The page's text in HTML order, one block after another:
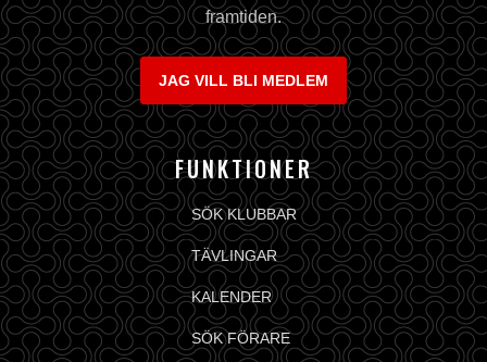
framtiden.
JAG VILL BLI MEDLEM
FUNKTIONER
SÖK KLUBBAR
TÄVLINGAR
KALENDER
SÖK FÖRARE